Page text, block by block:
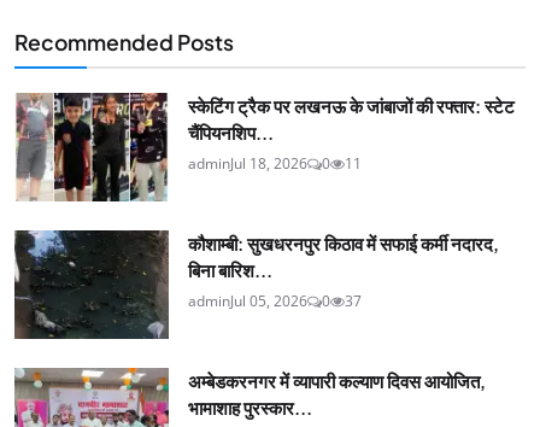
Recommended Posts
स्केटिंग ट्रैक पर लखनऊ के जांबाजों की रफ्तार: स्टेट
चैंपियनशिप...
adminJul 18, 2026 0 11
कौशाम्बी: सुखधरनपुर किठाव में सफाई कर्मी नदारद,
बिना बारिश...
adminJul 05, 2026 0 37
अम्बेडकरनगर में व्यापारी कल्याण दिवस आयोजित,
भामाशाह पुरस्कार...